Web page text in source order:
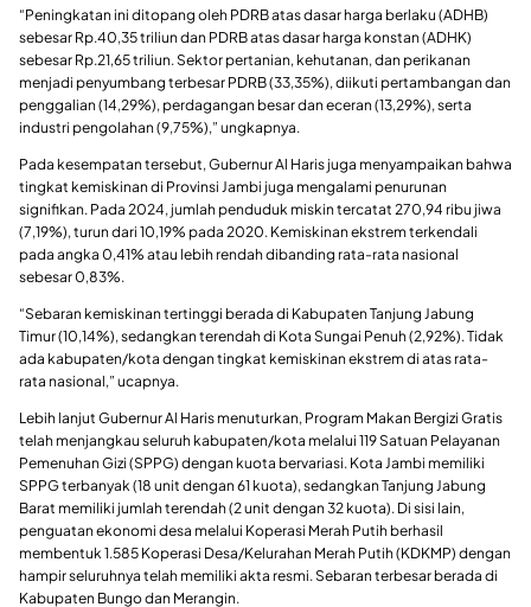
“Peningkatan ini ditopang oleh PDRB atas dasar harga berlaku (ADHB)
sebesar Rp.40,35 triliun dan PDRB atas dasar harga konstan (ADHK)
sebesar Rp.21,65 triliun. Sektor pertanian, kehutanan, dan perikanan
menjadi penyumbang terbesar PDRB (33,35%), diikuti pertambangan dan
penggalian (14,29%), perdagangan besar dan eceran (13,29%), serta
industri pengolahan (9,75%),” ungkapnya.
Pada kesempatan tersebut, Gubernur Al Haris juga menyampaikan bahwa
tingkat kemiskinan di Provinsi Jambi juga mengalami penurunan
signifikan. Pada 2024, jumlah penduduk miskin tercatat 270,94 ribu jiwa
(7,19%), turun dari 10,19% pada 2020. Kemiskinan ekstrem terkendali
pada angka 0,41% atau lebih rendah dibanding rata-rata nasional
sebesar 0,83%.
“Sebaran kemiskinan tertinggi berada di Kabupaten Tanjung Jabung
Timur (10,14%), sedangkan terendah di Kota Sungai Penuh (2,92%). Tidak
ada kabupaten/kota dengan tingkat kemiskinan ekstrem di atas rata-
rata nasional,” ucapnya.
Lebih lanjut Gubernur Al Haris menuturkan, Program Makan Bergizi Gratis
telah menjangkau seluruh kabupaten/kota melalui 119 Satuan Pelayanan
Pemenuhan Gizi (SPPG) dengan kuota bervariasi. Kota Jambi memiliki
SPPG terbanyak (18 unit dengan 61 kuota), sedangkan Tanjung Jabung
Barat memiliki jumlah terendah (2 unit dengan 32 kuota). Di sisi lain,
penguatan ekonomi desa melalui Koperasi Merah Putih berhasil
membentuk 1.585 Koperasi Desa/Kelurahan Merah Putih (KDKMP) dengan
hampir seluruhnya telah memiliki akta resmi. Sebaran terbesar berada di
Kabupaten Bungo dan Merangin.